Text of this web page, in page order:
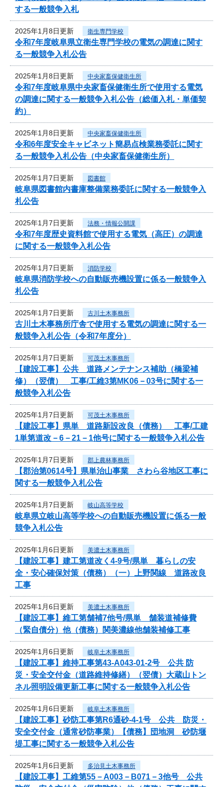
する一般競争入札
2025年1月8日更新 衛生専門学校
令和7年度岐阜県立衛生専門学校の電気の調達に関す
る一般競争入札公告
2025年1月8日更新 中央家畜保健衛生所
令和7年度岐阜県中央家畜保健衛生所で使用する電気
の調達に関する一般競争入札公告（総価入札・単価契
約）
2025年1月8日更新 中央家畜保健衛生所
令和6年度安全キャビネット簡易点検業務委託に関す
る一般競争入札公告（中央家畜保健衛生所）
2025年1月7日更新 図書館
岐阜県図書館内書庫整備業務委託に関する一般競争入
札公告
2025年1月7日更新 法務・情報公開課
令和7年度歴史資料館で使用する電気（高圧）の調達
に関する一般競争入札公告
2025年1月7日更新 消防学校
岐阜県消防学校への自動販売機設置に係る一般競争入
札公告
2025年1月7日更新 古川土木事務所
古川土木事務所庁舎で使用する電気の調達に関する一
般競争入札公告（令和7年度分）
2025年1月7日更新 可茂土木事務所
【建設工事】公共 道路メンテナンス補助（橋梁補
修）（翌債） 工事/工維3第MK06－03号に関する一
般競争入札公告
2025年1月7日更新 可茂土木事務所
【建設工事】県単 道路新設改良（債務） 工事/工建
1単第道改－6－21－1他号に関する一般競争入札公告
2025年1月7日更新 郡上農林事務所
【郡治第0614号】県単治山事業 さわら谷地区工事に
関する一般競争入札公告
2025年1月7日更新 岐山高等学校
岐阜県立岐山高等学校への自動販売機設置に係る一般
競争入札公告
2025年1月6日更新 美濃土木事務所
【建設工事】建工第道改く4-9号/県単 暮らしの安
全・安心確保対策（債務）（一）上野関線 道路改良
工事
2025年1月6日更新 美濃土木事務所
【建設工事】維工第舗補7他号/県単 舗装道補修費
（緊自債分）他（債務）関美濃線他舗装補修工事
2025年1月6日更新 岐阜土木事務所
【建設工事】維持工事第43-A043-01-2号 公共 防
災・安全交付金（道路維持修繕）（翌債）大蔵山トン
ネル照明設備更新工事に関する一般競争入札公告
2025年1月6日更新 岐阜土木事務所
【建設工事】砂防工事第R6通砂-4-1号 公共 防災・
安全交付金（通常砂防事業）【債務】団地洞 砂防堰
堤工事に関する一般競争入札公告
2025年1月6日更新 多治見土木事務所
【建設工事】工維第55－A003－B071－3他号 公共